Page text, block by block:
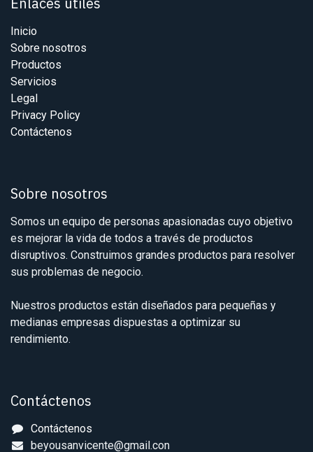
Inicio
Sobre nosotros
Productos
Servicios
Legal
Privacy Policy
Contáctenos
Sobre nosotros
Somos un equipo de personas apasionadas cuyo objetivo
es mejorar la vida de todos a través de productos
disruptivos. Construimos grandes productos para resolver
sus problemas de negocio.
Nuestros productos están diseñados para pequeñas y
medianas empresas dispuestas a optimizar su
rendimiento.
Contáctenos
Contáctenos
beyousanvicente@gmail.con